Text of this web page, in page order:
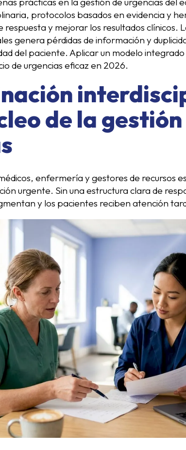
protocolos basados en evidencia y
respuesta y mejorar los resultados clínicos.
genera pérdidas de información y
del paciente. Aplicar un modelo
de urgencias eficaz en 2026.
de la
enfermería y gestores de recursos
urgente. Sin una estructura clara de
y los pacientes reciben atención